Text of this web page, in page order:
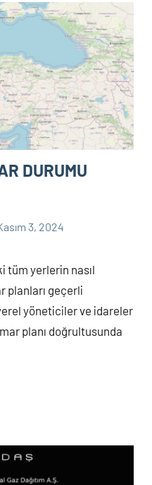
DURUMU
3, 2024
tüm yerlerin nasıl
planları geçerli
yöneticiler ve idareler
planı doğrultusunda